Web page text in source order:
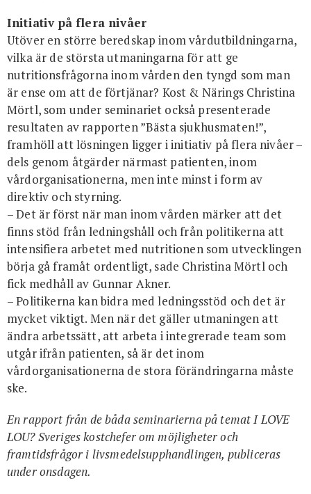
Initiativ på flera nivåer
Utöver en större beredskap inom vårdutbildningarna,
vilka är de största utmaningarna för att ge
nutritionsfrågorna inom vården den tyngd som man
är ense om att de förtjänar? Kost & Närings Christina
Mörtl, som under seminariet också presenterade
resultaten av rapporten ”Bästa sjukhusmaten!”,
framhöll att lösningen ligger i initiativ på flera nivåer –
dels genom åtgärder närmast patienten, inom
vårdorganisationerna, men inte minst i form av
direktiv och styrning.
– Det är först när man inom vården märker att det
finns stöd från ledningshåll och från politikerna att
intensifiera arbetet med nutritionen som utvecklingen
börja gå framåt ordentligt, sade Christina Mörtl och
fick medhåll av Gunnar Akner.
– Politikerna kan bidra med ledningsstöd och det är
mycket viktigt. Men när det gäller utmaningen att
ändra arbetssätt, att arbeta i integrerade team som
utgår ifrån patienten, så är det inom
vårdorganisationerna de stora förändringarna måste
ske.
En rapport från de båda seminarierna på temat I LOVE
LOU? Sveriges kostchefer om möjligheter och
framtidsfrågor i livsmedelsupphandlingen, publiceras
under onsdagen.